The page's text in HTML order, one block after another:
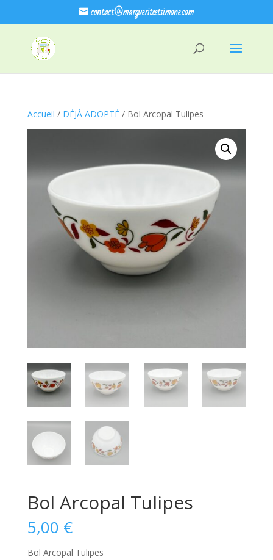
contact@margueriteetsimone.com
Accueil / DÉJÀ ADOPTÉ/ Bol Arcopal Tulipes
Bol Arcopal Tulipes
5,00 €
Bol Arcopal Tulipes